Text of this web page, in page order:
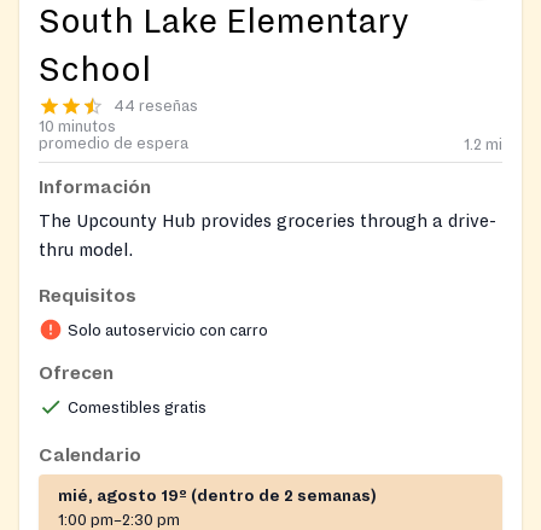
South Lake Elementary
School
44 reseñas
10 minutos
promedio de espera
1.2 mi
Información
The Upcounty Hub provides groceries through a drive-
thru model.
Requisitos
Solo autoservicio con carro
Ofrecen
Comestibles gratis
Calendario
mié, agosto 19º (dentro de 2 semanas)
1:00 pm–2:30 pm